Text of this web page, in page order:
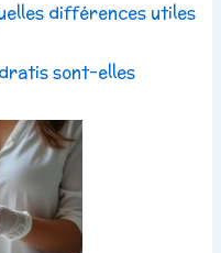
différences utiles
sont-elles